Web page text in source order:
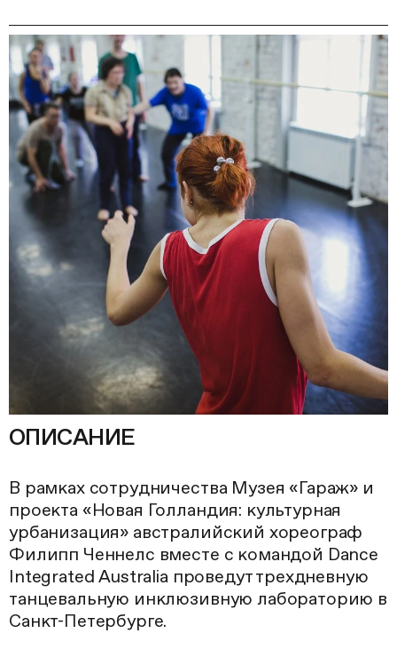
ОПИСАНИЕ
В рамках сотрудничества Музея «Гараж» и
проекта «Новая Голландия: культурная
урбанизация» австралийский хореограф
Филипп Ченнелс вместе с командой Dance
Integrated Australia проведут трехдневную
танцевальную инклюзивную лабораторию в
Санкт-Петербурге.